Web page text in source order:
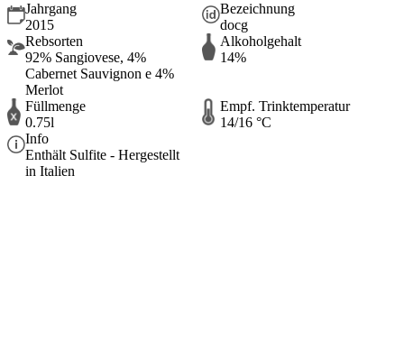
Jahrgang
2015
Bezeichnung
docg
Rebsorten
92% Sangiovese, 4%
Cabernet Sauvignon e 4%
Merlot
Alkoholgehalt
14%
Füllmenge
0.75l
Empf. Trinktemperatur
14/16 °C
Info
Enthält Sulfite - Hergestellt
in Italien